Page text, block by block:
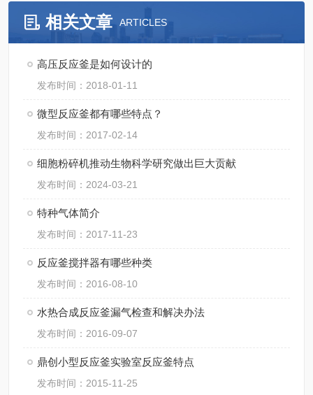
相关文章 ARTICLES
高压反应釜是如何设计的
发布时间：2018-01-11
微型反应釜都有哪些特点？
发布时间：2017-02-14
细胞粉碎机推动生物科学研究做出巨大贡献
发布时间：2024-03-21
特种气体简介
发布时间：2017-11-23
反应釜搅拌器有哪些种类
发布时间：2016-08-10
水热合成反应釜漏气检查和解决办法
发布时间：2016-09-07
鼎创小型反应釜实验室反应釜特点
发布时间：2015-11-25